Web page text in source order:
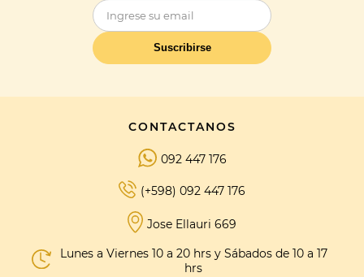
Suscribirse
CONTACTANOS
092 447 176
(+598) 092 447 176
Jose Ellauri 669
Lunes a Viernes 10 a 20 hrs y Sábados de 10 a 17
hrs